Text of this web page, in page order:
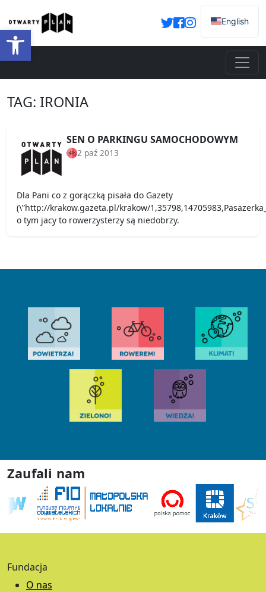
Otwórz pasek narzędzi
English
TAG: IRONIA
SEN O PARKINGU SAMOCHODOWYM
2 paź 2013
Dla Pani co z gorączką pisała do Gazety
(\”http://krakow.gazeta.pl/krakow/
o tym jacy to rowerzysterzy są niedobrzy.
Zaufali nam
Fundacja
O nas